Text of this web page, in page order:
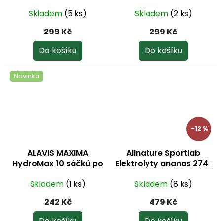
20 sáčků
Skladem (5 ks)
299 Kč
Do košíku
630 g
Skladem (2 ks)
299 Kč
Do košíku
Novinka
ALAVIS MAXIMA
HydroMax 10 sáčků po
Skladem (1 ks)
242 Kč
–12 %
Allnature Sportlab
Elektrolyty ananas 274 g
Skladem (8 ks)
479 Kč